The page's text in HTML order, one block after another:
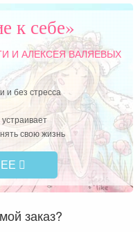
к себе»
И АЛЕКСЕЯ ВАЛЯЕВЫХ
и без стресса
свою жизнь
заказ?